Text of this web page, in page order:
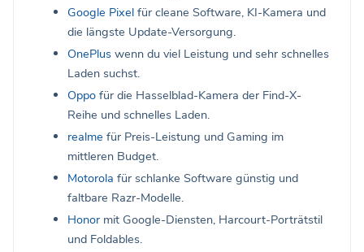
Google Pixel für cleane Software, KI-Kamera und
die längste Update-Versorgung.
OnePlus wenn du viel Leistung und sehr schnelles
Laden suchst.
Oppo für die Hasselblad-Kamera der Find-X-
Reihe und schnelles Laden.
realme für Preis-Leistung und Gaming im
mittleren Budget.
Motorola für schlanke Software günstig und
faltbare Razr-Modelle.
Honor mit Google-Diensten, Harcourt-Porträtstil
und Foldables.